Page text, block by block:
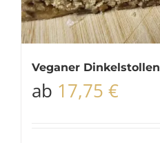
Veganer Dinkelstollen
ab 17,75 €